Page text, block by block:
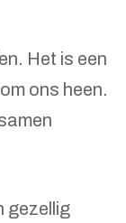
Het is een
ons heen.
gezellig